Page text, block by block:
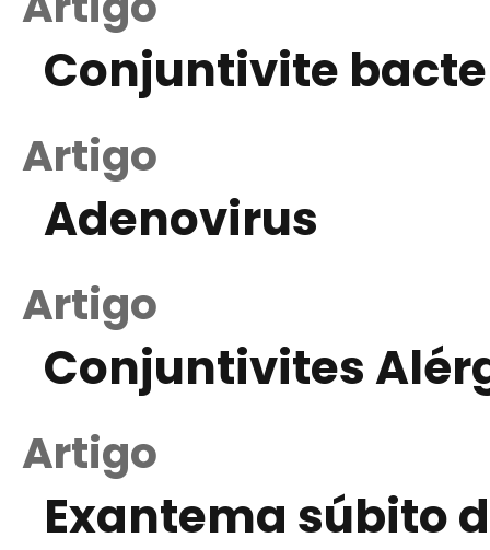
Conjuntivite
Artigo
Adenovirus
Artigo
Conjuntivites
Artigo
Exantema súbito